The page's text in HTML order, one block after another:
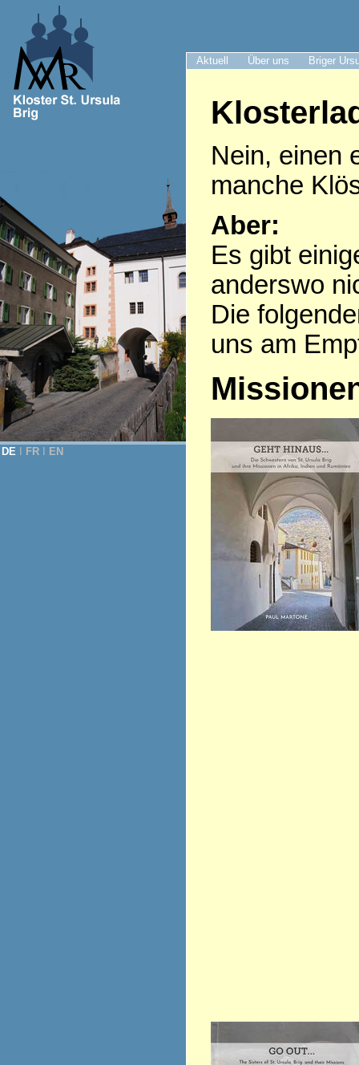
Aktuell Über uns Briger
DE FR EN
Nein, einen
manche
Aber:
Es gibt
anderswo
Die
uns am